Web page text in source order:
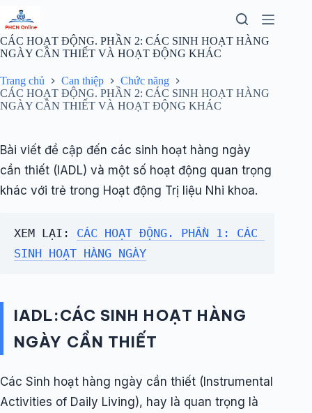
đến
phần
nội
dung
CÁC HOẠT ĐỘNG. PHẦN 2: CÁC SINH HOẠT HÀNG
NGÀY CẦN THIẾT VÀ HOẠT ĐỘNG KHÁC
Trang chủ Can thiệp
Chức năng
CÁC HOẠT ĐỘNG. PHẦN 2: CÁC SINH HOẠT HÀNG
NGÀY CẦN THIẾT VÀ HOẠT ĐỘNG KHÁC
Bài viết đề cập đến các sinh hoạt hàng ngày
cần thiết (IADL) và một số hoạt động quan trọng
khác với trẻ trong Hoạt động Trị liệu Nhi khoa.
XEM LẠI: CÁC HOẠT ĐỘNG. PHẦN 1: CÁC
SINH HOẠT HÀNG NGÀY
IADL:CÁC SINH HOẠT HÀNG
NGÀY CẦN THIẾT
Các Sinh hoạt hàng ngày cần thiết (Instrumental
Activities of Daily Living), hay là quan trọng là